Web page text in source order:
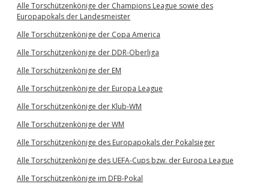
Alle Torschützenkönige der Champions League sowie des
Europapokals der Landesmeister
Alle Torschützenkönige der Copa America
Alle Torschützenkönige der DDR-Oberliga
Alle Torschützenkönige der EM
Alle Torschützenkönige der Europa League
Alle Torschützenkönige der Klub-WM
Alle Torschützenkönige der WM
Alle Torschützenkönige des Europapokals der Pokalsieger
Alle Torschützenkönige des UEFA-Cups bzw. der Europa League
Alle Torschützenkönige im DFB-Pokal